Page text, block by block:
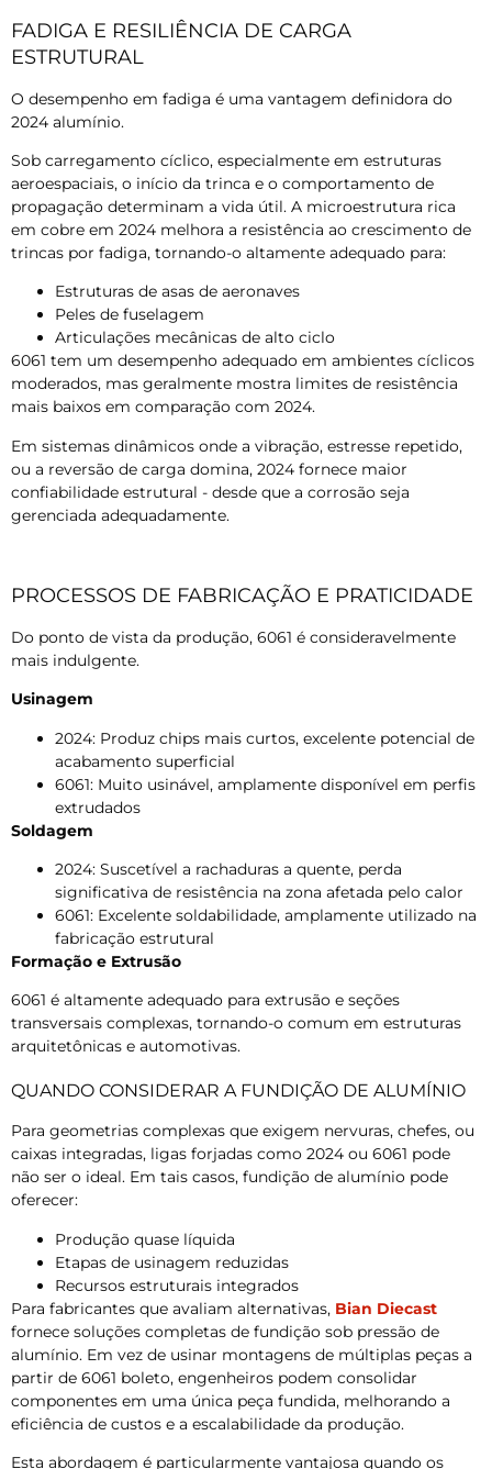
FADIGA E RESILIÊNCIA DE CARGA
ESTRUTURAL
O desempenho em fadiga é uma vantagem definidora do
2024 alumínio.
Sob carregamento cíclico, especialmente em estruturas
aeroespaciais, o início da trinca e o comportamento de
propagação determinam a vida útil. A microestrutura rica
em cobre em 2024 melhora a resistência ao crescimento de
trincas por fadiga, tornando-o altamente adequado para:
Estruturas de asas de aeronaves
Peles de fuselagem
Articulações mecânicas de alto ciclo
6061 tem um desempenho adequado em ambientes cíclicos
moderados, mas geralmente mostra limites de resistência
mais baixos em comparação com 2024.
Em sistemas dinâmicos onde a vibração, estresse repetido,
ou a reversão de carga domina, 2024 fornece maior
confiabilidade estrutural - desde que a corrosão seja
gerenciada adequadamente.
PROCESSOS DE FABRICAÇÃO E PRATICIDADE
Do ponto de vista da produção, 6061 é consideravelmente
mais indulgente.
Usinagem
2024: Produz chips mais curtos, excelente potencial de
acabamento superficial
6061: Muito usinável, amplamente disponível em perfis
extrudados
Soldagem
2024: Suscetível a rachaduras a quente, perda
significativa de resistência na zona afetada pelo calor
6061: Excelente soldabilidade, amplamente utilizado na
fabricação estrutural
Formação e Extrusão
6061 é altamente adequado para extrusão e seções
transversais complexas, tornando-o comum em estruturas
arquitetônicas e automotivas.
QUANDO CONSIDERAR A FUNDIÇÃO DE ALUMÍNIO
Para geometrias complexas que exigem nervuras, chefes, ou
caixas integradas, ligas forjadas como 2024 ou 6061 pode
não ser o ideal. Em tais casos, fundição de alumínio pode
oferecer:
Produção quase líquida
Etapas de usinagem reduzidas
Recursos estruturais integrados
Para fabricantes que avaliam alternativas, Bian Diecast
fornece soluções completas de fundição sob pressão de
alumínio. Em vez de usinar montagens de múltiplas peças a
partir de 6061 boleto, engenheiros podem consolidar
componentes em uma única peça fundida, melhorando a
eficiência de custos e a escalabilidade da produção.
Esta abordagem é particularmente vantajosa quando os